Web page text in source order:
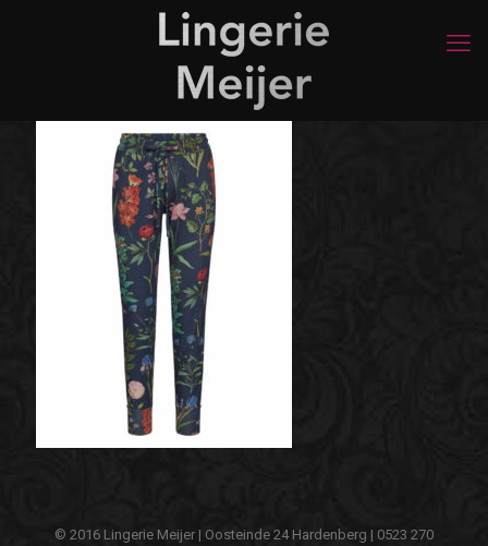
© 2016 Lingerie Meijer | Oosteinde 24 Hardenberg | 0523 270